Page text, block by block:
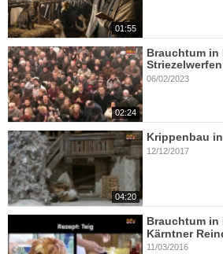
01:55
02:24
Brauchtum in
06/02/2023
04:20
Krippenbau
12/12/2017
Brauchtum in
Kärntner
11/03/2016